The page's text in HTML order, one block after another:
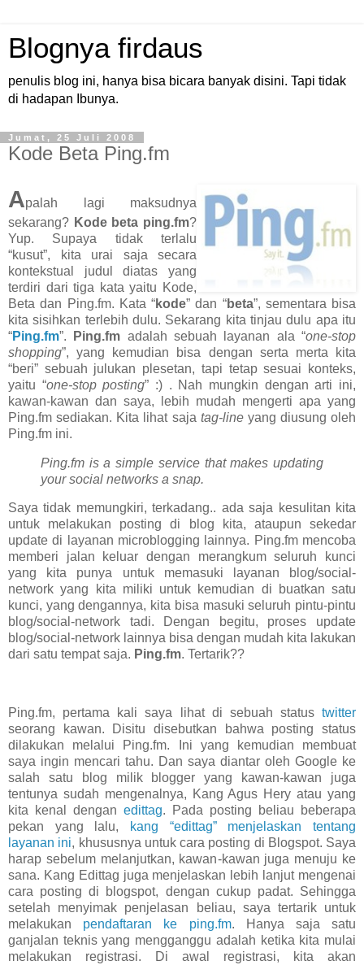
Blognya firdaus
penulis blog ini, hanya bisa bicara banyak disini. Tapi tidak
di hadapan Ibunya.
Jumat, 25 Juli 2008
Kode Beta Ping.fm
Apalah lagi maksudnya
sekarang? Kode beta ping.fm?
Yup. Supaya tidak terlalu
“kusut”, kita urai saja secara
kontekstual judul diatas yang
terdiri dari tiga kata yaitu Kode,
Beta dan Ping.fm. Kata “kode” dan “beta”, sementara bisa
kita sisihkan terlebih dulu. Sekarang kita tinjau dulu apa itu
“Ping.fm”. Ping.fm adalah sebuah layanan ala “one-stop
shopping”, yang kemudian bisa dengan serta merta kita
“beri” sebuah julukan plesetan, tapi tetap sesuai konteks,
yaitu “one-stop posting” :) . Nah mungkin dengan arti ini,
kawan-kawan dan saya, lebih mudah mengerti apa yang
Ping.fm sediakan. Kita lihat saja tag-lineyang diusung oleh
Ping.fm ini.
Ping.fm is a simple service that makes updating
your social networks a snap.
Saya tidak memungkiri, terkadang.. ada saja kesulitan kita
untuk melakukan posting di blog kita, ataupun sekedar
update di layanan microblogging lainnya. Ping.fm mencoba
memberi jalan keluar dengan merangkum seluruh kunci
yang kita punya untuk memasuki layanan blog/social-
network yang kita miliki untuk kemudian di buatkan satu
kunci, yang dengannya, kita bisa masuki seluruh pintu-pintu
blog/social-network tadi. Dengan begitu, proses update
blog/social-network lainnya bisa dengan mudah kita lakukan
dari satu tempat saja. Ping.fm. Tertarik??
Ping.fm, pertama kali saya lihat di sebuah status twitter
seorang kawan. Disitu disebutkan bahwa posting status
dilakukan melalui Ping.fm. Ini yang kemudian membuat
saya ingin mencari tahu. Dan saya diantar oleh Google ke
salah satu blog milik blogger yang kawan-kawan juga
tentunya sudah mengenalnya, Kang Agus Hery atau yang
kita kenal dengan edittag. Pada posting beliau beberapa
pekan yang lalu,
kang “edittag” menjelaskan tentang
layanan ini, khususnya untuk cara posting di Blogspot. Saya
harap sebelum melanjutkan, kawan-kawan juga menuju ke
sana. Kang Edittag juga menjelaskan lebih lanjut mengenai
cara posting di blogspot, dengan cukup padat. Sehingga
setelah menyimak penjelasan beliau, saya tertarik untuk
melakukan pendaftaran ke ping.fm. Hanya saja satu
ganjalan teknis yang mengganggu adalah ketika kita mulai
melakukan registrasi. Di awal registrasi, kita akan